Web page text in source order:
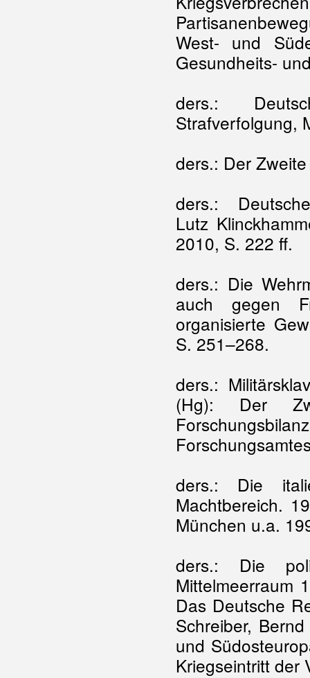
West- und
Gesundheits-
ders.:
Strafverfolgung,
ders.: Der
ders.:
Lutz
2010, S. 222 ff.
ders.: Die
auch gegen
organisierte
S. 251–268.
ders.:
(Hg): Der
ders.: Die
Machtbereich.
München u.a.
ders.: Die
Mittelmeerraum
Das Deutsche
Schreiber,
und
Kriegseintritt der